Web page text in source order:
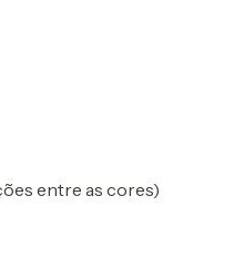
entre as cores)